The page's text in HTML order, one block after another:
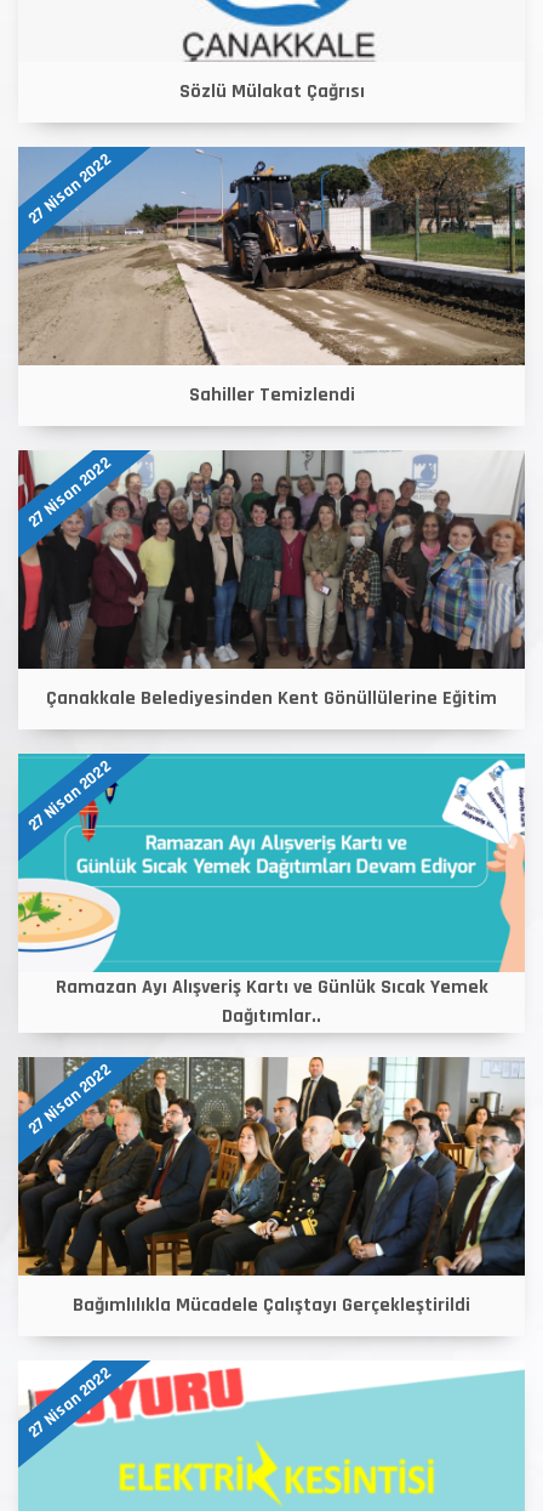
Sözlü Mülakat Çağrısı
27 Nisan 2022
Sahiller Temizlendi
27 Nisan 2022
Çanakkale Belediyesinden Kent Gönüllülerine Eğitim
27 Nisan 2022
Ramazan Ayı Alışveriş Kartı ve Günlük Sıcak Yemek
Dağıtımlar..
27 Nisan 2022
Bağımlılıkla Mücadele Çalıştayı Gerçekleştirildi
27 Nisan 2022